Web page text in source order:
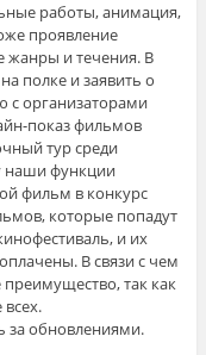
работы, анимация,
проявление
жанры и течения. В
полке и заявить о
с организаторами
показ фильмов
тур среди
наши функции
фильм в конкурс
которые попадут
и их
В связи с чем
преимущество, так как
за обновлениями.